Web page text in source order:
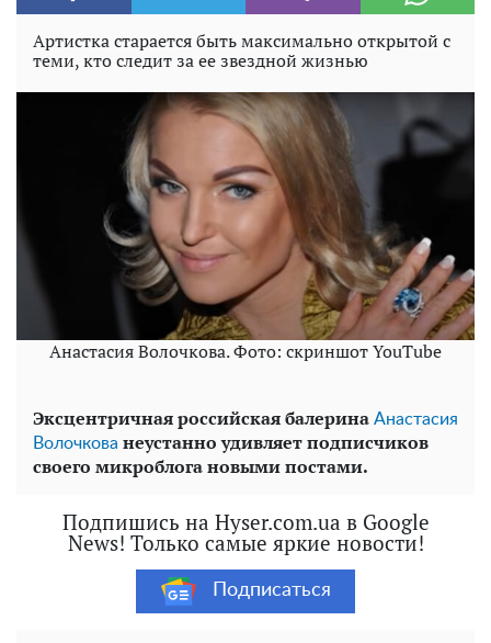
Артистка старается быть максимально открытой с
теми, кто следит за ее звездной жизнью
Анастасия Волочкова. Фото: cкриншот YouTube
Эксцентричная российская балерина Анастасия
Волочкова неустанно удивляет подписчиков
своего микроблога новыми постами.
Подпишись на Hyser.com.ua в Google
News! Только самые яркие новости!
Подписаться